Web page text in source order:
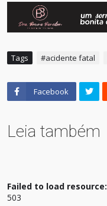
Tags #acidente fatal
Facebook
Leia também
Failed to load resource:
503